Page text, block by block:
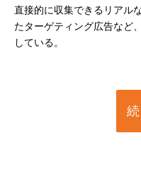
直接的に収集できるリアル
たターゲティング広告など
している。